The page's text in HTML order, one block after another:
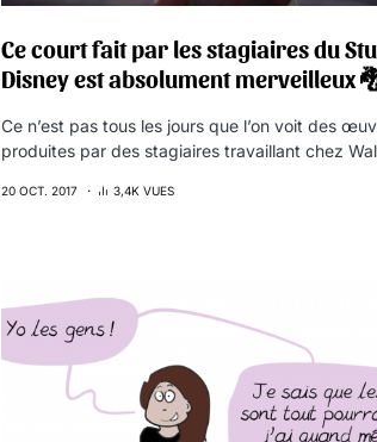
Ce court fait par les stagiaires du
Disney est absolument merveilleux
Ce n’est pas tous les jours que l’on voit des
produites par des stagiaires travaillant chez
20 OCT. 2017 3,4K VUES